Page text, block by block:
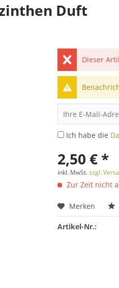
Duft
Dieser
Ich habe die
2,50 € *
inkl. MwSt.zzgl.
Zur Zeit nicht
Merken
Artikel-Nr.: